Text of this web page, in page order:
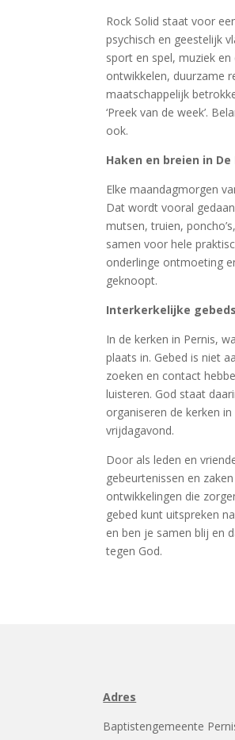
Rock Solid staat voor
psychisch en geestelijk
sport en spel, muziek
ontwikkelen, duurzame
maatschappelijk
‘Preek van de week’.
ook.
Haken en breien in
Elke maandagmorgen
Dat wordt vooral
mutsen, truien,
samen voor hele
onderlinge ontmoeting
geknoopt.
Interkerkelijke
In de kerken in Pernis,
plaats in. Gebed is niet
zoeken en contact
luisteren. God staat
organiseren de kerken
vrijdagavond.
Door als leden en
gebeurtenissen en
ontwikkelingen die
gebed kunt uitspreken
en ben je samen blij en
tegen God.
Adres
Baptistengemeente